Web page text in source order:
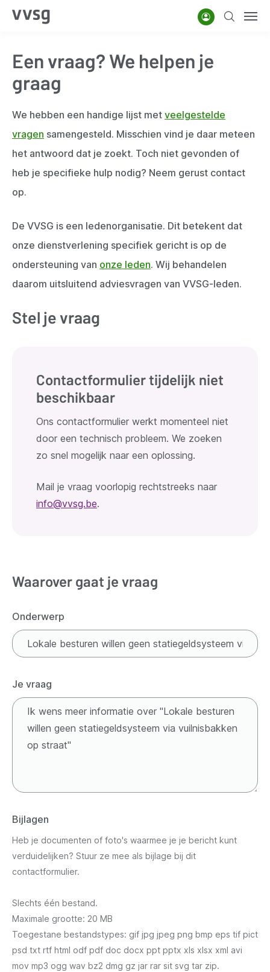
Overslaan
gaan
AccountZoeken
Een vraag? We helpen je
graag
We hebben een handige lijst met veelgestelde
vragen samengesteld. Misschien vind je daar meteen
het antwoord dat je zoekt. Toch niet gevonden of
heb je specifieke hulp nodig? Neem gerust contact
op.
De VVSG is een ledenorganisatie. Dit betekent dat
onze dienstverlening specifiek gericht is op de
ondersteuning van onze leden. Wij behandelen
daarom uitsluitend adviesvragen van VVSG-leden.
Stel je vraag
Contactformulier tijdelijk niet
beschikbaar
Ons contactformulier werkt momenteel niet
door een technisch probleem. We zoeken
zo snel mogelijk naar een oplossing.
Mail je vraag voorlopig rechtstreeks naar
info@vvsg.be.
Waarover gaat je vraag
Onderwerp
Je vraag
Bijlagen
Heb je documenten of foto's waarmee je je bericht kunt
verduidelijken? Stuur ze mee als bijlage bij dit
contactformulier.
Slechts één bestand.
Maximale grootte: 20 MB
Toegestane bestandstypes: gif jpg jpeg png bmp eps tif pict
psd txt rtf html odf pdf doc docx ppt pptx xls xlsx xml avi
mov mp3 ogg wav bz2 dmg gz jar rar sit svg tar zip.